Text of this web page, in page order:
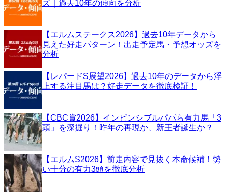
ズ｜過去10年の傾向を分析
【エルムステークス2026】過去10年データから
見えた好走パターン！出走予定馬・予想オッズを
分析
【レパードS展望2026】過去10年のデータから浮
上する注目馬は？好走データを徹底検証！
【CBC賞2026】インビンシブルパパら有力馬「3
頭」を深掘り！昨年の再現か、新王者誕生か？
【エルムS2026】前走内容で見抜く本命候補！勢
い十分の有力3頭を徹底分析